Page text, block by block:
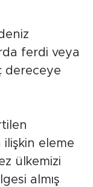
ferdi veya
dereceye
ilişkin eleme
ülkemizi
almış